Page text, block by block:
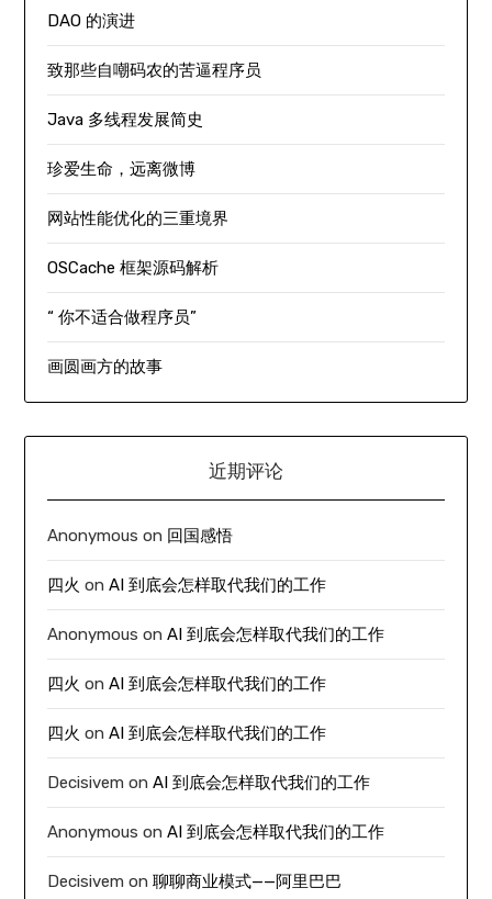
DAO 的演进
致那些自嘲码农的苦逼程序员
Java 多线程发展简史
珍爱生命，远离微博
网站性能优化的三重境界
OSCache 框架源码解析
“ 你不适合做程序员”
画圆画方的故事
近期评论
Anonymous on 回国感悟
四火 onAI 到底会怎样取代我们的工作
Anonymous onAI 到底会怎样取代我们的工作
四火 onAI 到底会怎样取代我们的工作
四火 onAI 到底会怎样取代我们的工作
Decisivem onAI 到底会怎样取代我们的工作
Anonymous onAI 到底会怎样取代我们的工作
Decisivem on聊聊商业模式——阿里巴巴